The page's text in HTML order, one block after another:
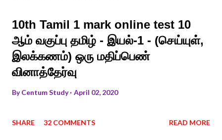
10th Tamil 1 mark online test 10
ஆம் வகுப்பு தமிழ் - இயல்-1 - (செய்யுள்,
இலக்கணம்) ஒரு மதிப்பெண்
வினாத்தேர்வு
ByCentum Study April 02, 2020
SHARE 32 COMMENTS READ MORE